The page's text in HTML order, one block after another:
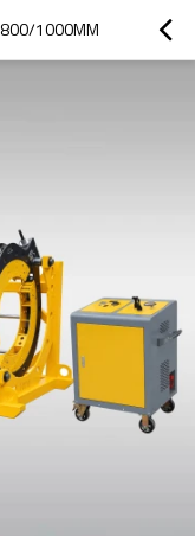
800/1000MM الهيدروليكية HDPE آلة لحام الانصهار